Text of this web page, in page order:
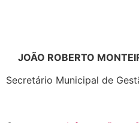
JOÃO ROBERTO
Secretário Municipal de